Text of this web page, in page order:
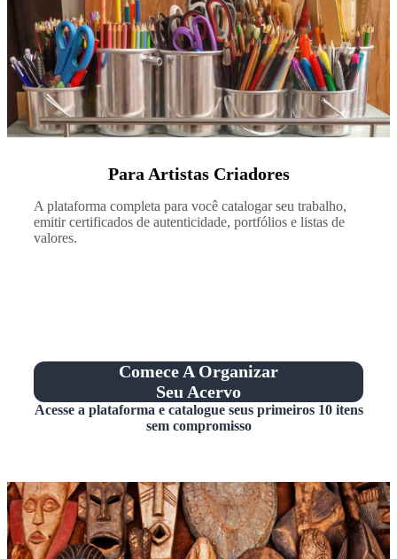
Para Artistas Criadores
A plataforma completa para você catalogar seu trabalho,
emitir certificados de autenticidade, portfólios e listas de
valores.
Comece A Organizar
Seu Acervo
Acesse a plataforma e catalogue seus primeiros 10 itens
sem compromisso